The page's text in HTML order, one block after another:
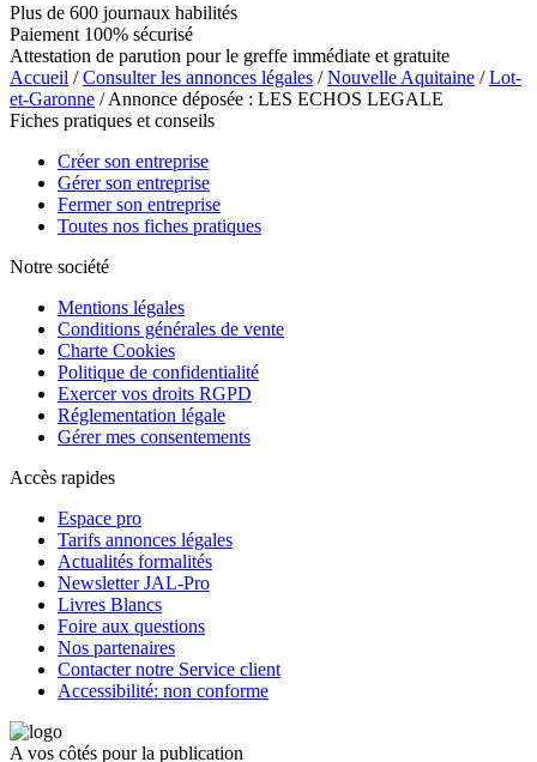
Plus de 600 journaux habilités
Paiement 100% sécurisé
Attestation de parution pour le greffe immédiate et gratuite
Accueil /Consulter les annonces légales /Nouvelle Aquitaine /Lot-
et-Garonne / Annonce déposée : LES ECHOS LEGALE
Fiches pratiques et conseils
Créer son entreprise
Gérer son entreprise
Fermer son entreprise
Toutes nos fiches pratiques
Notre société
Mentions légales
Conditions générales de vente
Charte Cookies
Politique de confidentialité
Exercer vos droits RGPD
Réglementation légale
Gérer mes consentements
Accès rapides
Espace pro
Tarifs annonces légales
Actualités formalités
Newsletter JAL-Pro
Livres Blancs
Foire aux questions
Nos partenaires
Contacter notre Service client
Accessibilité: non conforme
A vos côtés pour la publication